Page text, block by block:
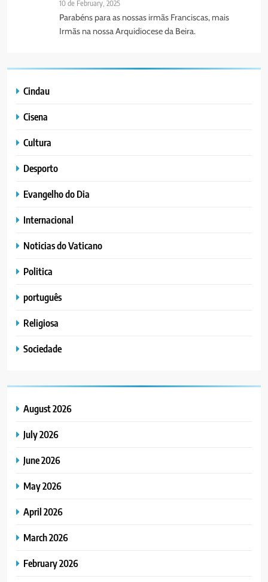
10 de February, 2025
Parabéns para as nossas irmãs Franciscas, mais
Irmãs na nossa Arquidiocese da Beira.
Cindau
Cisena
Cultura
Desporto
Evangelho do Dia
Internacional
Noticias do Vaticano
Politica
português
Religiosa
Sociedade
August 2026
July 2026
June 2026
May 2026
April 2026
March 2026
February 2026